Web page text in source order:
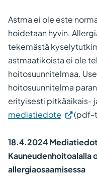
Astma ei ole este
hoidetaan hyvin.
tekemästä
astmaatikoista ei ole
hoitosuunnitelmaa.
hoitosuunnitelma
erityisesti pitkäaikais-
mediatiedote
(pdf-
18.4.2024
Kauneudenhoitoalalla
allergiaosaamisessa